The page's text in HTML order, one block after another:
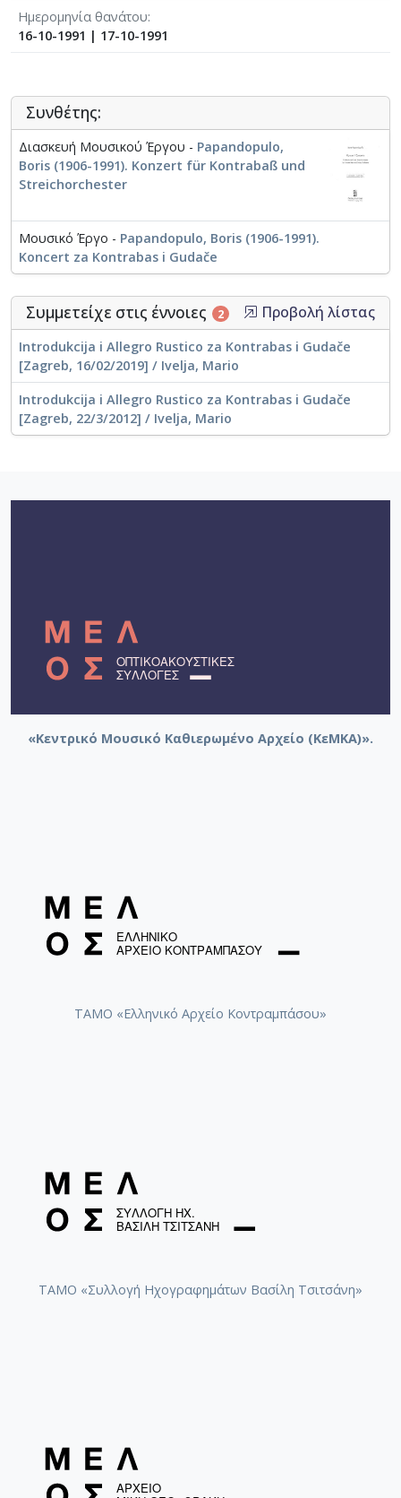
Ημερομηνία θανάτου
16-10-1991 | 17-10-1991
Συνθέτης:
Διασκευή Μουσικού Έργου - Papandopulo,
Boris (1906-1991). Konzert für Kontrabaß und
Streichorchester
Μουσικό Έργο - Papandopulo, Boris (1906-1991).
Koncert za Kontrabas i Gudače
Συμμετείχε στις έννοιες 2 Προβολή λίστας
Introdukcija i Allegro Rustico za Kontrabas i Gudače
[Zagreb, 16/02/2019] / Ivelja, Mario
Introdukcija i Allegro Rustico za Kontrabas i Gudače
[Zagreb, 22/3/2012] / Ivelja, Mario
«Κεντρικό Μουσικό Καθιερωμένο Αρχείο (ΚεΜΚΑ)».
ΤΑΜΟ «Ελληνικό Αρχείο Κοντραμπάσου»
ΤΑΜΟ «Συλλογή Ηχογραφημάτων Βασίλη Τσιτσάνη»